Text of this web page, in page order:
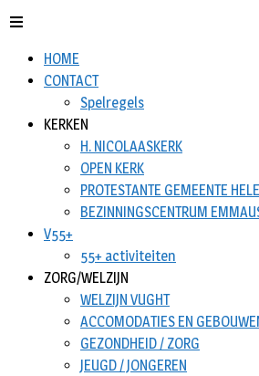
HOME
CONTACT
Spelregels
KERKEN
H. NICOLAASKERK
OPEN KERK
PROTESTANTE GEMEENTE
BEZINNINGSCENTRUM
V55+
55+ activiteiten
ZORG/WELZIJN
WELZIJN VUGHT
ACCOMODATIES EN
GEZONDHEID / ZORG
JEUGD / JONGEREN